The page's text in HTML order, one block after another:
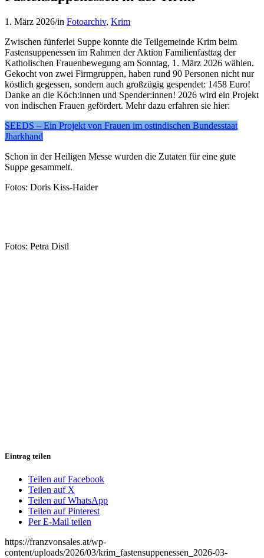
1. März 2026/in Fotoarchiv, Krim
Zwischen fünferlei Suppe konnte die Teilgemeinde Krim beim
Fastensuppenessen im Rahmen der Aktion Familienfasttag der
Katholischen Frauenbewegung am Sonntag, 1. März 2026 wählen.
Gekocht von zwei Firmgruppen, haben rund 90 Personen nicht nur
köstlich gegessen, sondern auch großzügig gespendet: 1458 Euro!
Danke an die Köch:innen und Spender:innen! 2026 wird ein Projekt
von indischen Frauen gefördert. Mehr dazu erfahren sie hier:
SEEDS – Ein Projekt von Frauen im ostindischen Bundesstaat
Jharkhand
Schon in der Heiligen Messe wurden die Zutaten für eine gute
Suppe gesammelt.
Fotos: Doris Kiss-Haider
Fotos: Petra Distl
Eintrag teilen
Teilen auf Facebook
Teilen auf X
Teilen auf WhatsApp
Teilen auf Pinterest
Per E-Mail teilen
https://franzvonsales.at/wp-
content/uploads/2026/03/krim_fastensuppenessen_2026-03-